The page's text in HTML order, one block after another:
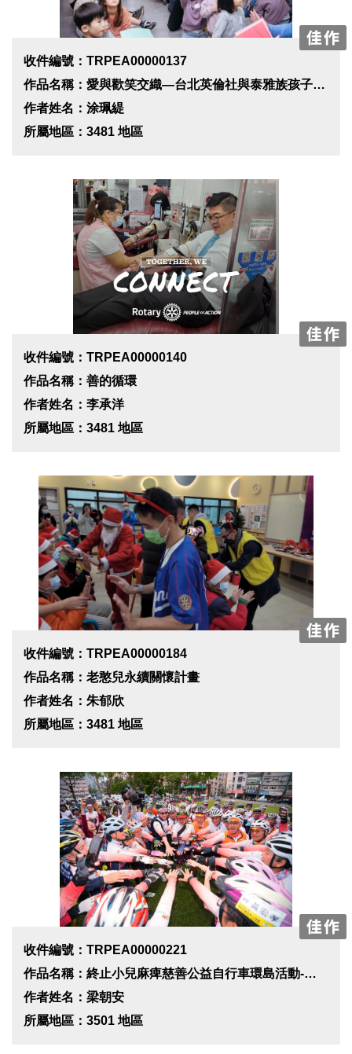
收件編號：TRPEA00000137
作品名稱：愛與歡笑交織—台北英倫社與泰雅族孩子的溫暖相遇
作者姓名：涂珮緹
所屬地區：3481 地區
收件編號：TRPEA00000140
作品名稱：善的循環
作者姓名：李承洋
所屬地區：3481 地區
收件編號：TRPEA00000184
作品名稱：老憨兒永續關懷計畫
作者姓名：朱郁欣
所屬地區：3481 地區
收件編號：TRPEA00000221
作品名稱：終止小兒麻痺慈善公益自行車環島活動-新竹站
作者姓名：梁朝安
所屬地區：3501 地區